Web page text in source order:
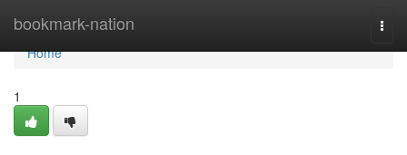
bookmark-nation
Home
Home
1